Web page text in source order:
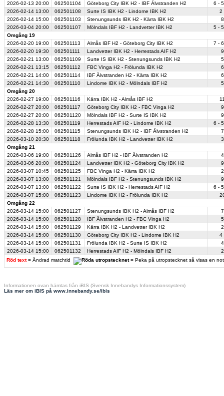
Röd text = Ändrad matchtid = Peka på utropstecknet så visas en
2026-02-13 20:00 062501104 Göteborg City IBK H2 - IBF Älvstranden H2
6 -
2026-02-14 13:00 062501108 Surte IS IBK H2 - Lindome IBK H2
2
2026-02-14 15:00 062501103 Stenungsunds IBK H2 - Kärra IBK H2
2026-03-04 20:00 062501107 Mölndals IBF H2 - Landvetter IBK H2
5 -
Omgång 19
2026-02-20 19:00 062501113 Almås IBF H2 - Göteborg City IBK H2
7 -
2026-02-20 19:30 062501111 Landvetter IBK H2 - Herrestads AIF H2
2026-02-21 13:00 062501109 Surte IS IBK H2 - Stenungsunds IBK H2
2026-02-21 13:15 062501112 FBC Vinga H2 - Frölunda IBK H2
2026-02-21 14:00 062501114 IBF Älvstranden H2 - Kärra IBK H2
2026-02-21 14:30 062501110 Lindome IBK H2 - Mölndals IBF H2
Omgång 20
2026-02-27 19:00 062501116 Kärra IBK H2 - Almås IBF H2
2026-02-27 20:00 062501117 Göteborg City IBK H2 - FBC Vinga H2
2026-02-27 20:00 062501120 Mölndals IBF H2 - Surte IS IBK H2
2026-02-28 13:30 062501119 Herrestads AIF H2 - Lindome IBK H2
6 -
2026-02-28 15:00 062501115 Stenungsunds IBK H2 - IBF Älvstranden H2
2026-03-10 20:30 062501118 Frölunda IBK H2 - Landvetter IBK H2
Omgång 21
2026-03-06 19:00 062501126 Almås IBF H2 - IBF Älvstranden H2
2026-03-06 20:00 062501124 Landvetter IBK H2 - Göteborg City IBK H2
2026-03-07 10:45 062501125 FBC Vinga H2 - Kärra IBK H2
2026-03-07 13:00 062501121 Mölndals IBF H2 - Stenungsunds IBK H2
2026-03-07 13:00 062501122 Surte IS IBK H2 - Herrestads AIF H2
6 -
2026-03-07 15:00 062501123 Lindome IBK H2 - Frölunda IBK H2
Omgång 22
2026-03-14 15:00 062501127 Stenungsunds IBK H2 - Almås IBF H2
2026-03-14 15:00 062501128 IBF Älvstranden H2 - FBC Vinga H2
2026-03-14 15:00 062501129 Kärra IBK H2 - Landvetter IBK H2
2026-03-14 15:00 062501130 Göteborg City IBK H2 - Lindome IBK H2
4
2026-03-14 15:00 062501131 Frölunda IBK H2 - Surte IS IBK H2
2026-03-14 15:00 062501132 Herrestads AIF H2 - Mölndals IBF H2
Informationen ovan hämtas från iBIS (Svensk Innebandys Informationssystem)
Läs mer om iBIS på www.innebandy.se/ibis